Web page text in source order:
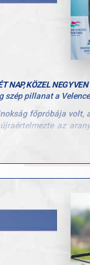
NAP, KÖZEL
szép pillanat a
főpróbája
az
a
Bajnokságra